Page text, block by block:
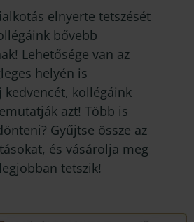
elnyerte tetszését
bővebb
Lehetősége van az
helyén is
kollégáink
azt! Több is
Gyűjtse össze az
és vásárolja meg
tetszik!